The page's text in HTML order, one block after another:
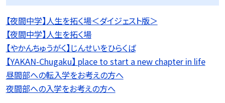
【夜間中学】人生を拓く場＜ダイジェスト版＞
【夜間中学】人生を拓く場
【やかんちゅうがく】じんせいをひらくば
【YAKAN-Chugaku】 place to start a new chapter in life
昼間部への転入学をお考えの方へ
夜間部への入学をお考えの方へ